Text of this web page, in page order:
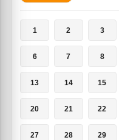
1 2 3
6 7 8
13 14 15
20 21 22
27 28 29